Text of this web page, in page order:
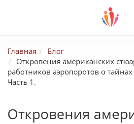
Главная
Блог
Откровения американских
работников аэропоротов о
Часть 1.
Откровения